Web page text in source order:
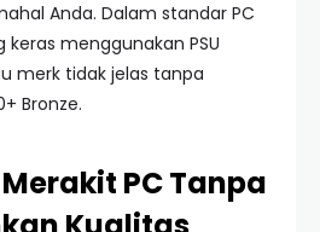
Anda. Dalam standar PC
menggunakan PSU
merk tidak jelas tanpa
Bronze.
PC Tanpa